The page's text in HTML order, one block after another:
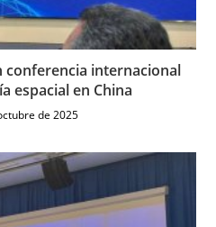
conferencia internacional
espacial en China
de 2025